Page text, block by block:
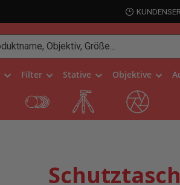
Filter Stative Objektive